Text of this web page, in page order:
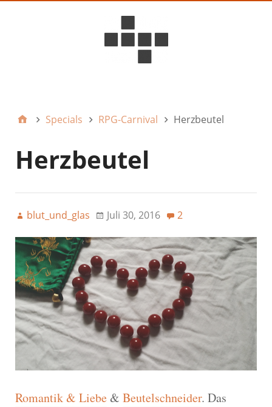
Specials RPG-Carnival Herzbeutel
Herzbeutel
blut_und_glas Juli 30, 2016 2
Romantik & Liebe & Beutelschneider. Das